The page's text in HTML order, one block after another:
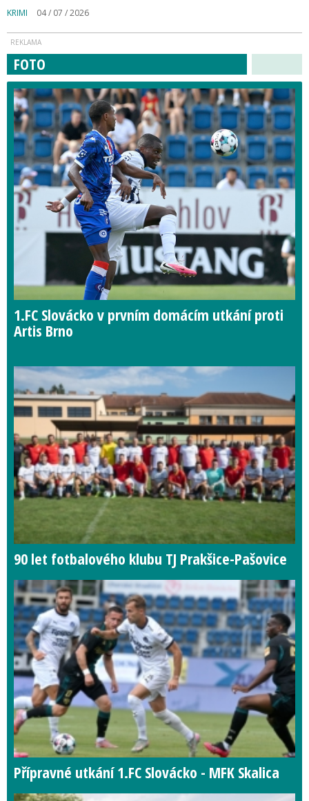
KRIMI 04 / 07 / 2026
FOTO
1.FC Slovácko v prvním domácím utkání proti
Artis Brno
90 let fotbalového klubu TJ Prakšice-Pašovice
Přípravné utkání 1.FC Slovácko - MFK Skalica